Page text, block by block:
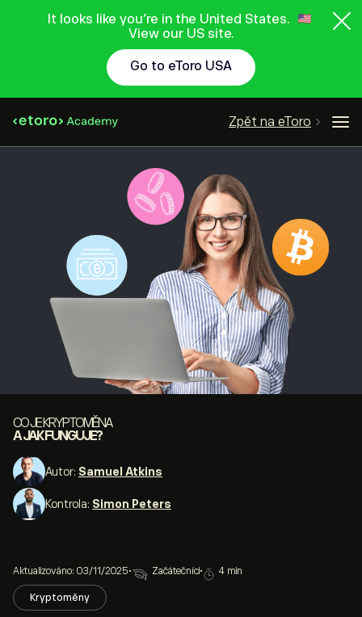
It looks like you're in the United States.
View our US site.
Go to eToro USA
Zpět na eToro
CO JE KRYPTOMĚNA
A JAK FUNGUJE?
Autor: Samuel Atkins
Kontrola: Simon Peters
Aktualizováno: 03/11/2025• Začátečníci• 4 min
Kryptoměny